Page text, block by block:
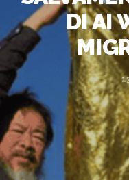
DI AI